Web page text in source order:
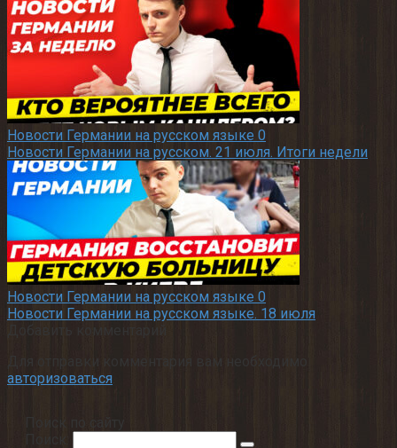
Новости Германии на русском языке 0
Новости Германии на русском. 21 июля. Итоги недели
Новости Германии на русском языке 0
Новости Германии на русском языке. 18 июля
Для отправки комментария вам необходимо
авторизоваться
Поиск по сайту